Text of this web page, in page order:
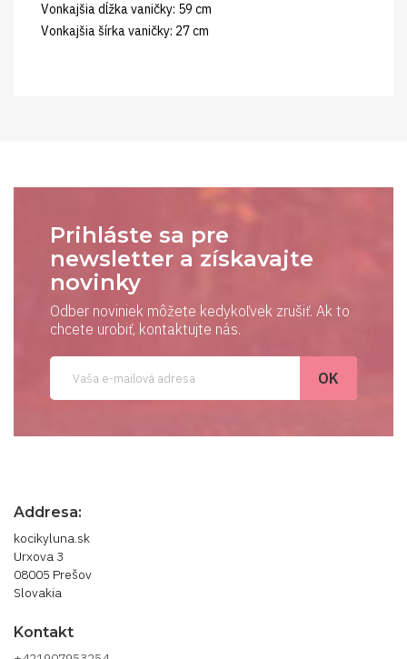
Vonkajšia dĺžka vaničky: 59 cm
Vonkajšia šírka vaničky: 27 cm
Prihláste sa pre
newsletter a získavajte
novinky
Odber noviniek môžete kedykoľvek zrušiť. Ak to
chcete urobiť, kontaktujte nás.
Addresa:
kocikyluna.sk
Urxova 3
08005 Prešov
Slovakia
Kontakt